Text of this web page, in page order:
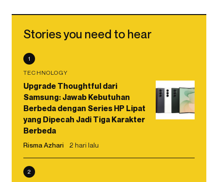
Stories you need to hear
1
TECHNOLOGY
Upgrade Thoughtful dari
Samsung: Jawab Kebutuhan
Berbeda dengan Series HP Lipat
yang Dipecah Jadi Tiga Karakter
Berbeda
Risma Azhari 2 hari lalu
2